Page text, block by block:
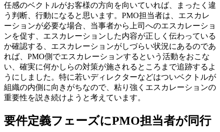
任感のベクトルがお客様の方向を向いていれば、まったく違
う判断、行動になると思います。PMO担当者は、エスカレ
ーションが必要な場合、当事者から上司へのエスカレーショ
ンを促す、エスカレーションした内容が正しく伝わっている
か確認する、エスカレーションがしづらい状況にあるのであ
れば、PMO側でエスカレーションするという活動をおこな
い、確実に何かしらの対策が施されるところまで追跡するよ
うにしました。特に若いディレクターなどはついベクトルが
組織の内側に向きがちなので、粘り強くエスカレーションの
重要性を説き続けようと考えています。
要件定義フェーズにPMO担当者が同行